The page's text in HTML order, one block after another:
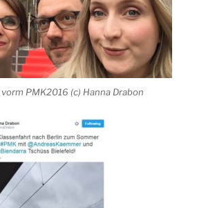
PMK2016 (c) Hanna Drabon